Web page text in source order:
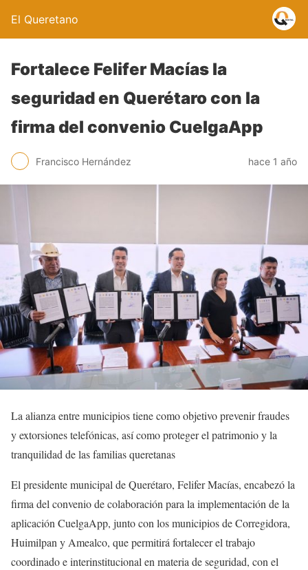
El Queretano
Fortalece Felifer Macías la
seguridad en Querétaro con la
firma del convenio CuelgaApp
Francisco Hernández hace 1 año
La alianza entre municipios tiene como objetivo prevenir fraudes
y extorsiones telefónicas, así como proteger el patrimonio y la
tranquilidad de las familias queretanas
El presidente municipal de Querétaro, Felifer Macías, encabezó la
firma del convenio de colaboración para la implementación de la
aplicación CuelgaApp, junto con los municipios de Corregidora,
Huimilpan y Amealco, que permitirá fortalecer el trabajo
coordinado e interinstitucional en materia de seguridad, con el